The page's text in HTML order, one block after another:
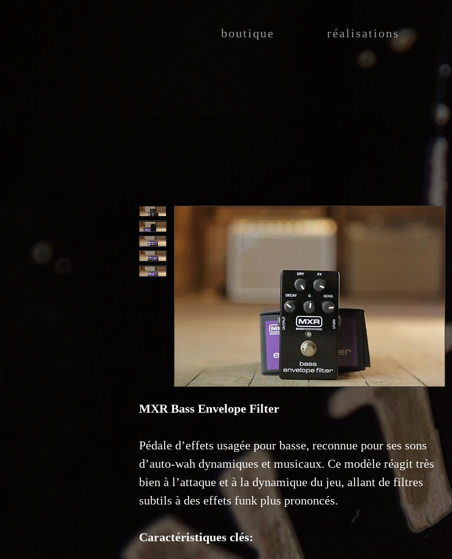
boutique réalisations
MXR Bass Envelope Filter
Pédale d’effets usagée pour basse, reconnue pour ses sons
d’auto-wah dynamiques et musicaux. Ce modèle réagit très
bien à l’attaque et à la dynamique du jeu, allant de filtres
subtils à des effets funk plus prononcés.
Caractéristiques clés: